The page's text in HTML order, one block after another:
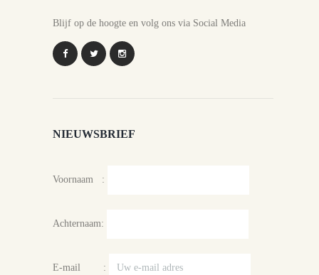
Blijf op de hoogte en volg ons via Social Media
NIEUWSBRIEF
Voornaam :
Achternaam:
E-mail :